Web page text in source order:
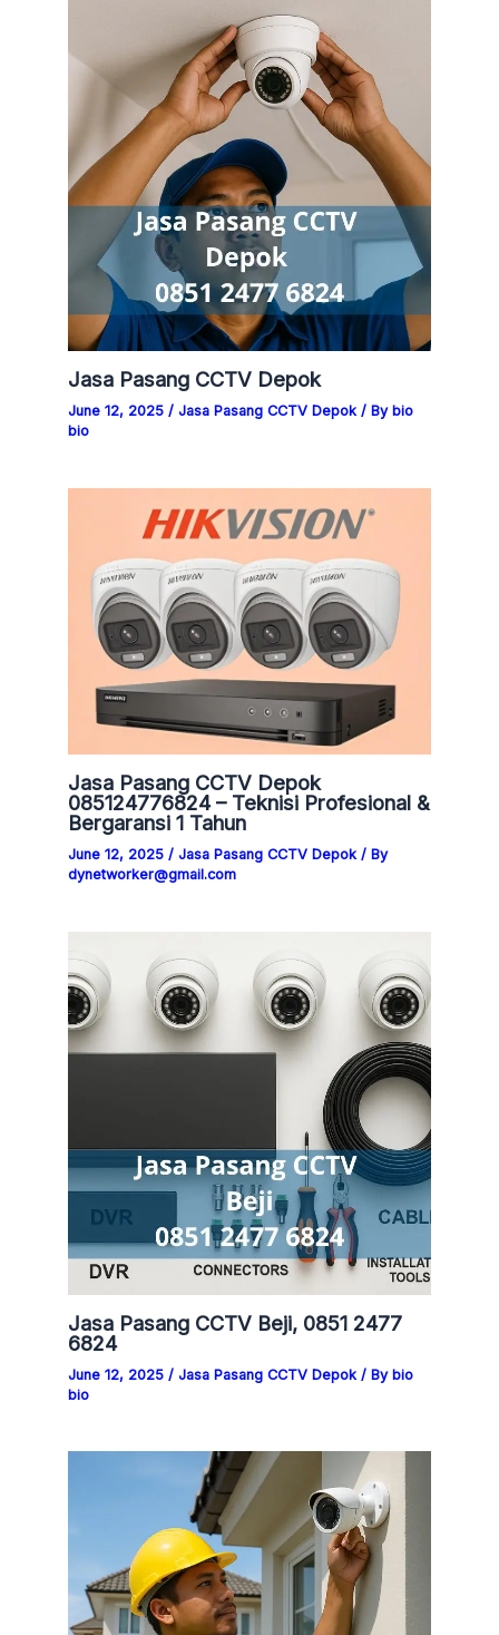
Jasa Pasang CCTV Depok
June 12, 2025/Jasa Pasang CCTV Depok/ By bio
bio
Jasa Pasang CCTV Depok
085124776824 – Teknisi Profesional &
Bergaransi 1 Tahun
June 12, 2025/Jasa Pasang CCTV Depok/ By
dynetworker@gmail.com
Jasa Pasang CCTV Beji, 0851 2477
6824
June 12, 2025/Jasa Pasang CCTV Depok / By bio
bio